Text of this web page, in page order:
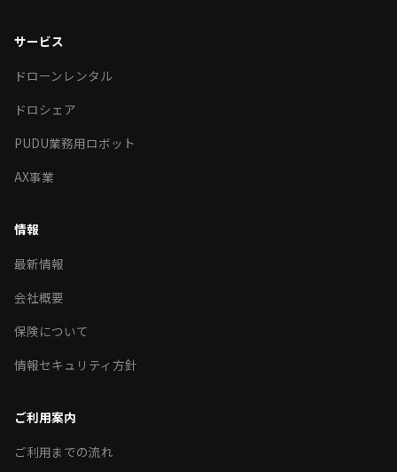
サービス
ドローンレンタル
ドロシェア
PUDU業務用ロボット
AX事業
情報
最新情報
会社概要
保険について
情報セキュリティ方針
ご利用案内
ご利用までの流れ